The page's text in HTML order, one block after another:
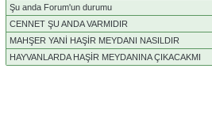
Şu anda Forum'un durumu
CENNET ŞU ANDA VARMIDIR
MAHŞER YANİ HAŞİR MEYDANI NASILDIR
HAYVANLARDA HAŞİR MEYDANINA ÇIKACAKMI